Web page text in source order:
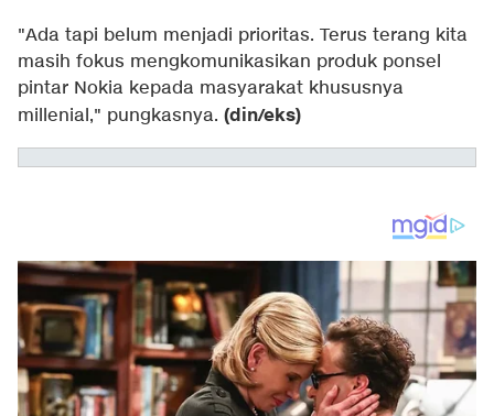
"Ada tapi belum menjadi prioritas. Terus terang kita
masih fokus mengkomunikasikan produk ponsel
pintar Nokia kepada masyarakat khususnya
millenial," pungkasnya. (din/eks)